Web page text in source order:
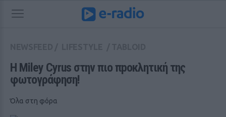
Η Miley Cyrus στην πιο πpοκλητική της
φωτογράφηση!
Όλα στη φόρα